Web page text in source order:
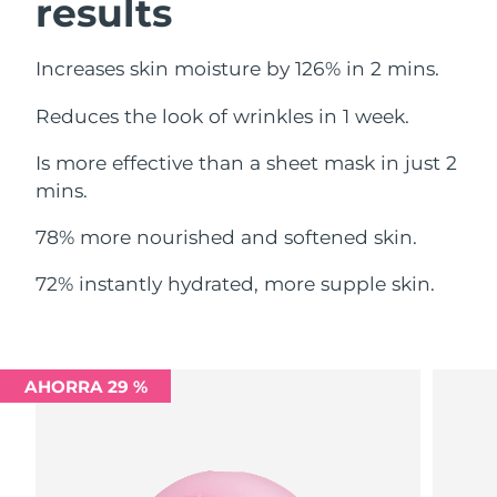
results
Increases skin moisture by 126% in 2 mins.
Reduces the look of wrinkles in 1 week.
Is more effective than a sheet mask in just 2
mins.
78% more nourished and softened skin.
72% instantly hydrated, more supple skin.
AHORRA 29 %
Puerto Rico